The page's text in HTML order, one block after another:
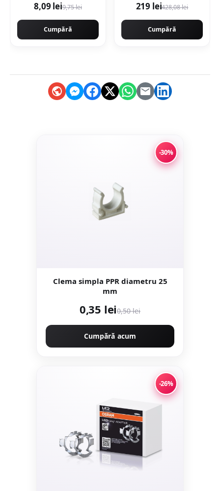
Orez cu Glazura de
8,09 lei9,75 lei
Cumpără
58cc, model 2026 cu 10
Fresco Power by
ItalianTech CMP1545
219 lei428,08 lei
Cumpără
-30%
Clema simpla PPR diametru 25
mm
0,35 lei0,50 lei
Cumpără acum
-26%